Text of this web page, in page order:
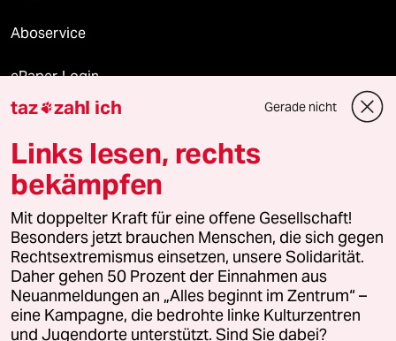
Aboservice
ePaper Login
Downloads für Abonnierende
© 2026 taz Verlags und Vertriebs GmbH
Alle Rechte vorbehalten. Bei rechtlichen Fragen oder für Genehmigungen
wenden Sie sich bitte an
lizenzen@taz.de
Feedback Redaktionsstatut Kommune-Richtlinien
Leitlinie Informant Datenschutz Impressum AGB
taz zahl ich Gerade nicht
Links lesen, rechts
bekämpfen
Mit doppelter Kraft für eine offene Gesellschaft!
Besonders jetzt brauchen Menschen, die sich gegen
Rechtsextremismus einsetzen, unsere Solidarität.
Daher gehen 50 Prozent der Einnahmen aus
Neuanmeldungen an „Alles beginnt im Zentrum“ –
eine Kampagne, die bedrohte linke Kulturzentren
und Jugendorte unterstützt. Sind Sie dabei?